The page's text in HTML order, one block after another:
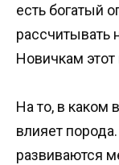
есть богатый
рассчитывать
Новичкам этот
На то, в каком
влияет
развиваются